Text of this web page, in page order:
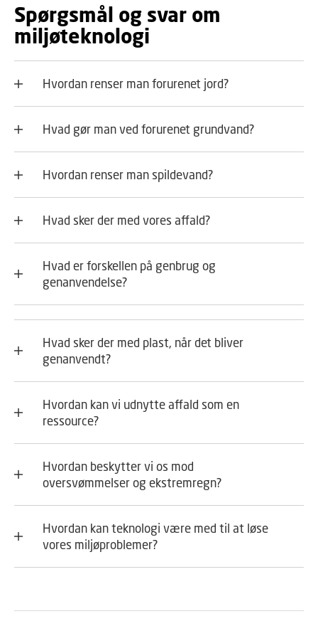
Spørgsmål og svar om
miljøteknologi
Hvordan renser man forurenet jord?
Hvad gør man ved forurenet grundvand?
Hvordan renser man spildevand?
Hvad sker der med vores affald?
Hvad er forskellen på genbrug og
genanvendelse?
Hvad sker der med plast, når det bliver
genanvendt?
Hvordan kan vi udnytte affald som en
ressource?
Hvordan beskytter vi os mod
oversvømmelser og ekstremregn?
Hvordan kan teknologi være med til at løse
vores miljøproblemer?